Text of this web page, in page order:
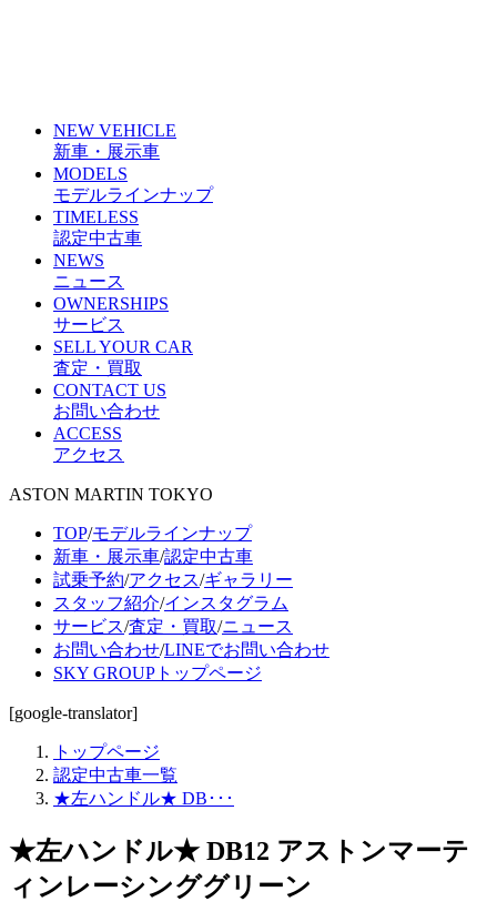
NEW VEHICLE
新車・展示車
MODELS
モデルラインナップ
TIMELESS
認定中古車
NEWS
ニュース
OWNERSHIPS
サービス
SELL YOUR CAR
査定・買取
CONTACT US
お問い合わせ
ACCESS
アクセス
ASTON MARTIN TOKYO
TOP/モデルラインナップ
新車・展示車/認定中古車
試乗予約/アクセス/ギャラリー
スタッフ紹介/インスタグラム
サービス/査定・買取/ニュース
お問い合わせ/LINEでお問い合わせ
SKY GROUPトップページ
[google-translator]
トップページ
認定中古車一覧
★左ハンドル★ DB･･･
★左ハンドル★ DB12 アストンマーテ
ィンレーシンググリーン